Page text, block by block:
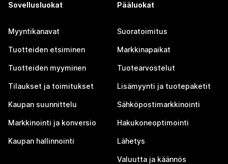
Sovellusluokat
Myyntikanavat
Tuotteiden etsiminen
Tuotteiden myyminen
Tilaukset ja toimitukset
Kaupan suunnittelu
Markkinointi ja konversio
Kaupan hallinnointi
Pääluokat
Suoratoimitus
Markkinapaikat
Tuotearvostelut
Lisämyynti ja tuotepaketit
Sähköpostimarkkinointi
Hakukoneoptimointi
Lähetys
Valuutta ja käännös